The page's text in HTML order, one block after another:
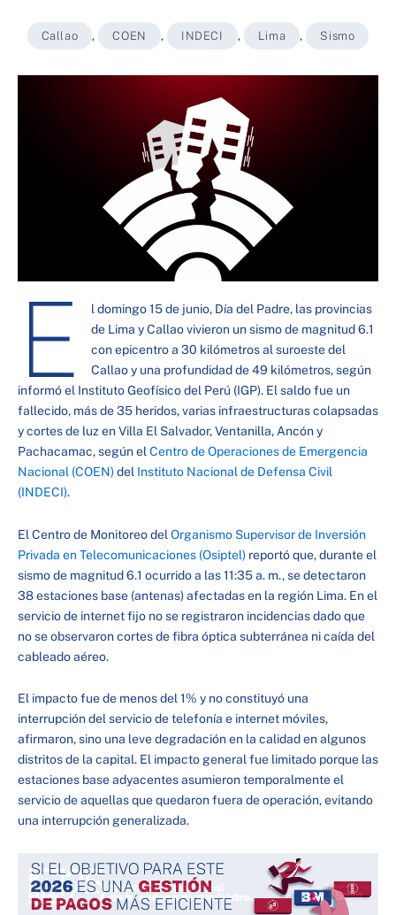
Callao , COEN , INDECI , Lima , Sismo
E
l domingo 15 de junio, Día del Padre, las provincias
de Lima y Callao vivieron un sismo de magnitud 6.1
con epicentro a 30 kilómetros al suroeste del
Callao y una profundidad de 49 kilómetros, según
informó el Instituto Geofísico del Perú (IGP). El saldo fue un
fallecido, más de 35 heridos, varias infraestructuras colapsadas
y cortes de luz en Villa El Salvador, Ventanilla, Ancón y
Pachacamac, según elCentro de Operaciones de Emergencia
Nacional (COEN)del Instituto Nacional de Defensa Civil
(INDECI).
El Centro de Monitoreo del Organismo Supervisor de Inversión
Privada en Telecomunicaciones (Osiptel) reportó que, durante el
sismo de magnitud 6.1 ocurrido a las 11:35 a. m., se detectaron
38 estaciones base (antenas) afectadas en la región Lima. En el
servicio de internet fijo no se registraron incidencias dado que
no se observaron cortes de fibra óptica subterránea ni caída del
cableado aéreo.
El impacto fue de menos del 1% y no constituyó una
interrupción del servicio de telefonía e internet móviles,
afirmaron, sino una leve degradación en la calidad en algunos
distritos de la capital. El impacto general fue limitado porque las
estaciones base adyacentes asumieron temporalmente el
servicio de aquellas que quedaron fuera de operación, evitando
una interrupción generalizada.